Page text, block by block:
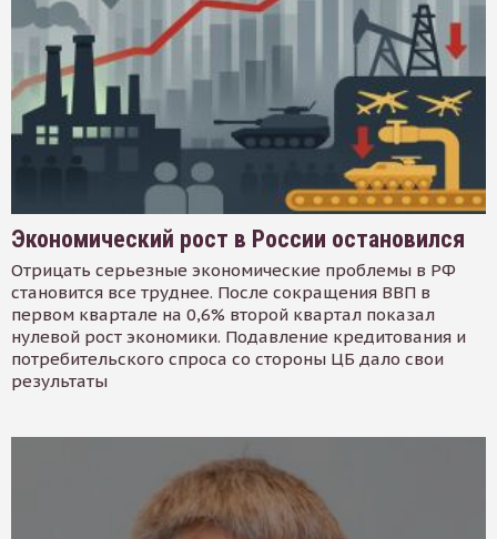
Экономический рост в России остановился
Отрицать серьезные экономические проблемы в РФ
становится все труднее. После сокращения ВВП в
первом квартале на 0,6% второй квартал показал
нулевой рост экономики. Подавление кредитования и
потребительского спроса со стороны ЦБ дало свои
результаты